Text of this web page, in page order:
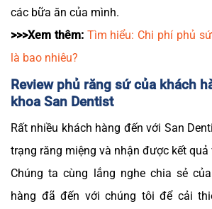
các bữa ăn của mình.
>>>Xem thêm: Tìm hiểu: Chi phí phủ
là bao nhiêu?
Review phủ răng sứ của khách
khoa San Dentist
Rất nhiều khách hàng đến với San
trạng răng miệng và nhận được kết
Chúng ta cùng lắng nghe chia sẻ
hàng đã đến với chúng tôi để cải